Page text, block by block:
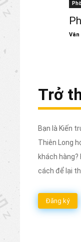
Vân
Trở
Bạn là Kiến
Thiên Long
khách
cách để lại
Đăng ký